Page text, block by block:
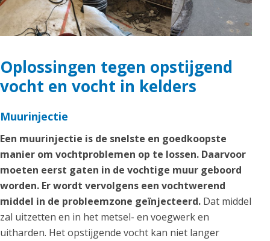
Oplossingen tegen opstijgend
vocht en vocht in kelders
Muurinjectie
Een muurinjectie is de snelste en goedkoopste
manier om vochtproblemen op te lossen. Daarvoor
moeten eerst gaten in de vochtige muur geboord
worden. Er wordt vervolgens een vochtwerend
middel in de probleemzone geïnjecteerd. Dat middel
zal uitzetten en in het metsel- en voegwerk en
uitharden. Het opstijgende vocht kan niet langer